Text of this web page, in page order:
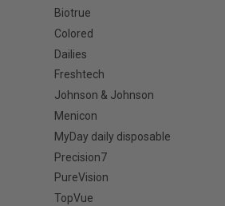
Biotrue
Colored
Dailies
Freshtech
Johnson & Johnson
Menicon
MyDay daily disposable
Precision7
PureVision
TopVue